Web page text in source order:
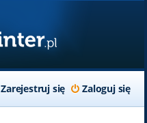
Zaloguj się
Zarejestruj się